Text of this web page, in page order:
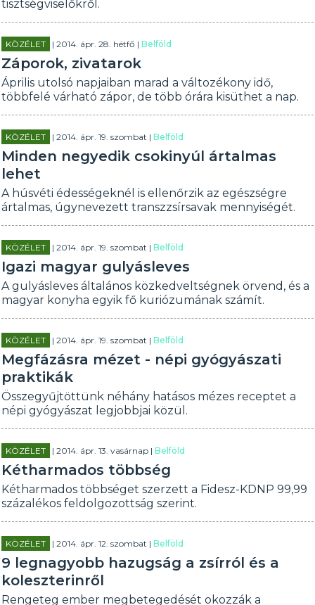
tisztségviselőkről.
KÖZÉLET | 2014. ápr. 28. hétfő |Belföld
Záporok, zivatarok
Április utolsó napjaiban marad a változékony idő,
többfelé várható zápor, de több órára kisüthet a nap.
KÖZÉLET | 2014. ápr. 19. szombat |Belföld
Minden negyedik csokinyúl ártalmas
lehet
A húsvéti édességeknél is ellenőrzik az egészségre
ártalmas, úgynevezett transzzsírsavak mennyiségét.
KÖZÉLET | 2014. ápr. 19. szombat |Belföld
Igazi magyar gulyásleves
A gulyásleves általános közkedveltségnek örvend, és a
magyar konyha egyik fő kuriózumának számít.
KÖZÉLET | 2014. ápr. 19. szombat |Belföld
Megfázásra mézet - népi gyógyászati
praktikák
Összegyűjtöttünk néhány hatásos mézes receptet a
népi gyógyászat legjobbjai közül.
KÖZÉLET | 2014. ápr. 13. vasárnap |Belföld
Kétharmados többség
Kétharmados többséget szerzett a Fidesz-KDNP 99,99
százalékos feldolgozottság szerint.
KÖZÉLET | 2014. ápr. 12. szombat |Belföld
9 legnagyobb hazugság a zsírról és a
koleszterinről
Rengeteg ember megbetegedését okozzák a